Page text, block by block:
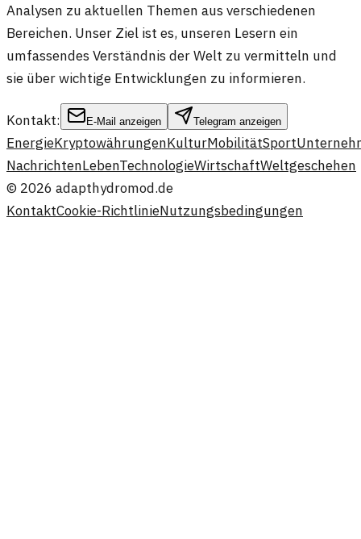
Analysen zu aktuellen Themen aus verschiedenen
Bereichen. Unser Ziel ist es, unseren Lesern ein
umfassendes Verständnis der Welt zu vermitteln und
sie über wichtige Entwicklungen zu informieren.
Kontakt: E-Mail anzeigen Telegram anzeigen
EnergieKryptowährungenKulturMobilitätSport
NachrichtenLebenTechnologieWirtschaftWeltgeschehen
© 2026 adapthydromod.de
KontaktCookie-RichtlinieNutzungsbedingungen